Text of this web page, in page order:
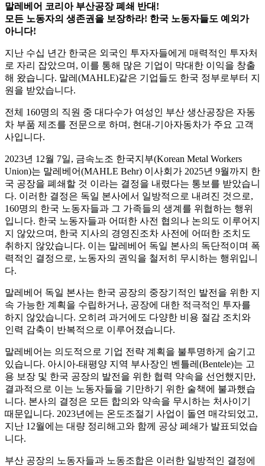
말레베어 코리아 부산공장 폐쇄 반대!
모든 노동자의 생존권을 보장하라! 한국 노동자들도 예외가
아니다!
지난 수십 년간 한국은 외국인 투자자들에게 매력적인 투자처
로 자리 잡았으며, 이를 통해 많은 기업이 막대한 이익을 창출
해 왔습니다. 말레(MAHLE)같은 기업들도 한국 정부로부터 지
원을 받았습니다.
전체 160명의 직원 중 대다수가 여성인 부산 생산공장은 자동
차 부품 제조를 전문으로 하며, 현대-기아자동차가 주요 고객
사입니다.
2023년 12월 7일, 금속노조 한국지부(Korean Metal Workers
Union)는 말레베어(MAHLE Behr) 이사회가 2025년 9월까지 한
국 공장을 폐쇄할 것 이라는 결정을 내렸다는 통보를 받았습니
다. 이러한 결정은 독일 본사에서 일방적으로 내려진 것으로,
160명의 한국 노동자들과 그 가족들의 생계를 위협하는 행위
입니다. 한국 노동자들과 어떠한 사전 협의나 논의도 이루어지
지 않았으며, 한국 지사의 경영진조차 사전에 어떠한 조치도
취하지 않았습니다. 이는 말레베어 독일 본사의 독단적이며 폭
력적인 결정으로, 노동자의 권익을 철저히 무시하는 행위입니
다.
말레베어 독일 본사는 한국 공장의 중장기적인 발전을 위한 지
속 가능한 계획을 수립하거나, 공장에 대한 적극적인 투자를
하지 않았습니다. 오히려 과거에도 다양한 비용 절감 조치와
인력 감축이 반복적으로 이루어졌습니다.
말레베어는 의도적으로 기업 전략 계획을 불투명하게 숨기고
있습니다. 아시아-태평양 지역 부사장인 벤틀레(Bentele)는 고
용 보장 및 한국 공장의 발전을 위한 협력 약속을 선언했지만,
결과적으로 이는 노동자들을 기만하기 위한 술책에 불과했습
니다. 본사의 결정은 모든 합의와 약속을 무시하는 처사이기
때문입니다. 2023년에는 온도조절기 사업이 돌연 매각되었고,
지난 12월에는 대량 정리해고와 함께 공상 폐쇄가 발표되었습
니다.
부산 공장의 노동자들과 노동조합은 이러한 일방적인 결정에